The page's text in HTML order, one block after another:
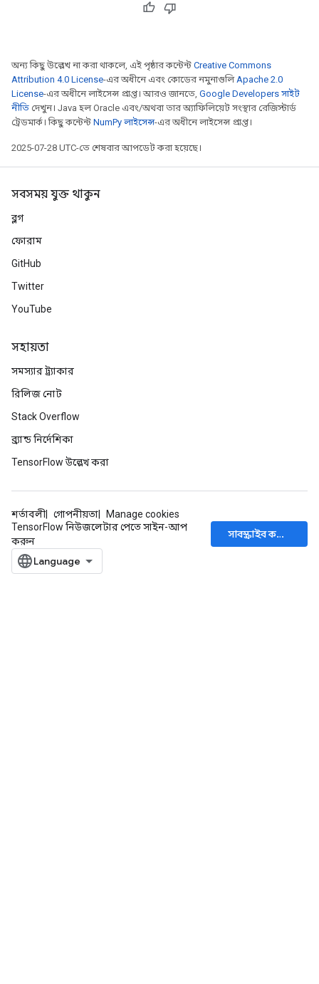
অন্য কিছু উল্লেখ না করা থাকলে, এই পৃষ্ঠার কন্টেন্ট Creative Commons
Attribution 4.0 License-এর অধীনে এবং কোডের নমুনাগুলিApache 2.0
License-এর অধীনে লাইসেন্স প্রাপ্ত। আরও জানতে, Google Developers সাইট
নীতি দেখুন। Java হল Oracle এবং/অথবা তার অ্যাফিলিয়েট সংস্থার রেজিস্টার্ড
ট্রেডমার্ক। কিছু কন্টেন্ট NumPy লাইসেন্স-এর অধীনে লাইসেন্স প্রাপ্ত।
2025-07-28 UTC-তে শেষবার আপডেট করা হয়েছে।
সবসময় যুক্ত থাকুন
ব্লগ
ফোরাম
GitHub
Twitter
YouTube
সহায়তা
সমস্যার ট্র্যাকার
রিলিজ নোট
Stack Overflow
ব্র্যান্ড নির্দেশিকা
TensorFlow উল্লেখ করা
শর্তাবলী গোপনীয়তা
Manage cookies
TensorFlow নিউজলেটার পেতে সাইন-আপ
করুন
সাবস্ক্রাইব করুন